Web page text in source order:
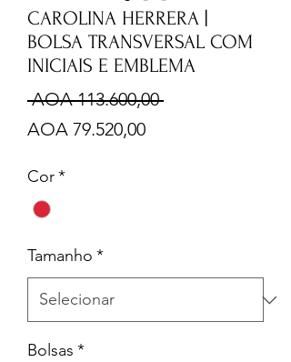
CAROLINA HERRERA |
BOLSA TRANSVERSAL COM
INICIAIS E EMBLEMA
AOA 113.600,00 Preço
AOA 79.520,00Preço
Cor*
Tamanho *
Bolsas *